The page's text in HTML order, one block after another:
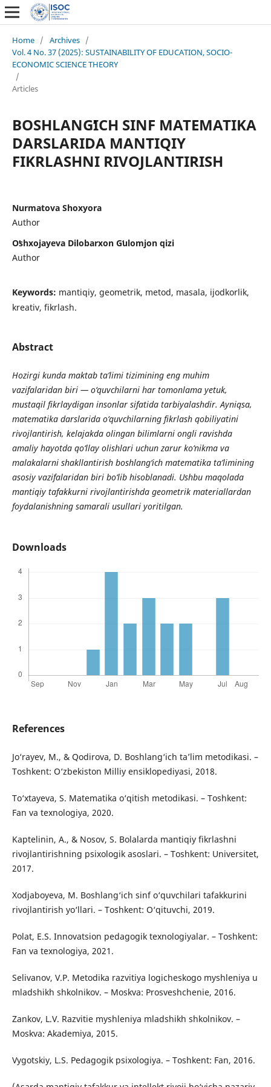
Home / Archives /
Vol. 4 No. 37 (2025): SUSTAINABILITY OF EDUCATION, SOCIO-
ECONOMIC SCIENCE THEORY
/
Articles
BOSHLANGʻICH SINF MATEMATIKA
DARSLARIDA MANTIQIY
FIKRLASHNI RIVOJLANTIRISH
Nurmatova Shoxyora
Author
Oʻshxojayeva Dilobarxon Gʻulomjon qizi
Author
Keywords: mantiqiy, geometrik, metod, masala, ijodkorlik,
kreativ, fikrlash.
Abstract
Hozirgi kunda maktab ta’limi tizimining eng muhim
vazifalaridan biri — o‘quvchilarni har tomonlama yetuk,
mustaqil fikrlaydigan insonlar sifatida tarbiyalashdir. Ayniqsa,
matematika darslarida o‘quvchilarning fikrlash qobiliyatini
rivojlantirish, kelajakda olingan bilimlarni ongli ravishda
amaliy hayotda qo‘llay olishlari uchun zarur ko‘nikma va
malakalarni shakllantirish boshlang‘ich matematika ta’limining
asosiy vazifalaridan biri bo‘lib hisoblanadi. Ushbu maqolada
mantiqiy tafakkurni rivojlantirishda geometrik materiallardan
foydalanishning samarali usullari yoritilgan.
Downloads
References
Jo‘rayev, M., & Qodirova, D. Boshlang‘ich ta’lim metodikasi. –
Toshkent: O‘zbekiston Milliy ensiklopediyasi, 2018.
To‘xtayeva, S. Matematika o‘qitish metodikasi. – Toshkent:
Fan va texnologiya, 2020.
Kaptelinin, A., & Nosov, S. Bolalarda mantiqiy fikrlashni
rivojlantirishning psixologik asoslari. – Toshkent: Universitet,
2017.
Xodjaboyeva, M. Boshlang‘ich sinf o‘quvchilari tafakkurini
rivojlantirish yo‘llari. – Toshkent: O‘qituvchi, 2019.
Polat, E.S. Innovatsion pedagogik texnologiyalar. – Toshkent:
Fan va texnologiya, 2021.
Selivanov, V.P. Metodika razvitiya logicheskogo myshleniya u
mladshikh shkolnikov. – Moskva: Prosveshchenie, 2016.
Zankov, L.V. Razvitie myshleniya mladshikh shkolnikov. –
Moskva: Akademiya, 2015.
Vygotskiy, L.S. Pedagogik psixologiya. – Toshkent: Fan, 2016.